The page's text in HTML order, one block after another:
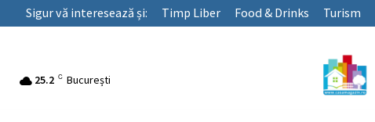
Sigur vă interesează și: Timp Liber Food & Drinks Turism
25.2 C București